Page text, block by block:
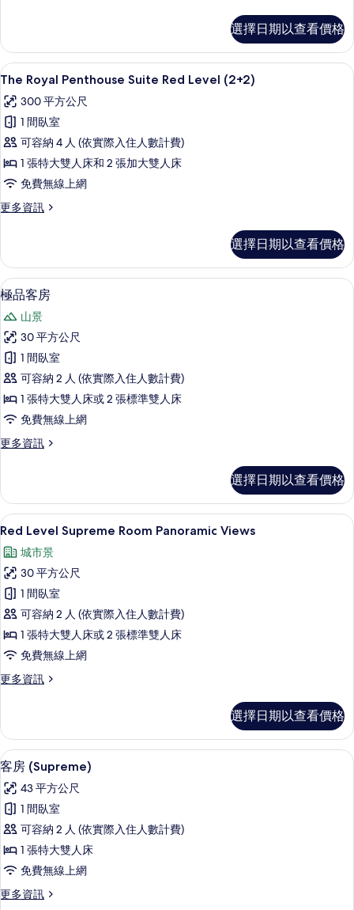
有
相
片
Penthouse
Suite
Red
的
詳
選擇日期以查看價格
顯
示
The
Royal
Penthouse
Suite
Red
Level
所
有
相
片
高級寢具、迷你吧、客房內保險箱、書
20
The Royal Penthouse Suite Red Level (2+2)
300 平方公尺
1 間臥室
可容納 4 人 (依實際入住人數計費)
1 張特大雙人床和 2 張加大雙人床
免費無線上網
更多資訊
更
Penthouse
Suite
Red
(2+2)
的
詳
情
選擇日期以查看價格
顯
示
極
品
客
房
的
所
有
片
高級寢具、迷你吧、客房內保險箱、書
4
極品客房
山景
30 平方公尺
1 間臥室
可容納 2 人 (依實際入住人數計費)
1 張特大雙人床或 2 張標準雙人床
免費無線上網
更多資訊
更
客
房
的
情
選擇日期以查看價格
顯
示
Red
Level
Supreme
Room
Panoramic
Views
的
相
片
高級寢具、迷你吧、客房內保險箱、書
3
Red Level Supreme Room Panoramic Views
城市景
30 平方公尺
1 間臥室
可容納 2 人 (依實際入住人數計費)
1 張特大雙人床或 2 張標準雙人床
免費無線上網
更多資訊
更
Supreme
Room
Panoramic
的
詳
選擇日期以查看價格
顯
示
客
房
(Supreme)
的
所
有
高級寢具、迷你吧、客房內保險箱、書
2
客房 (Supreme)
43 平方公尺
1 間臥室
可容納 2 人 (依實際入住人數計費)
1 張特大雙人床
免費無線上網
更多資訊
更